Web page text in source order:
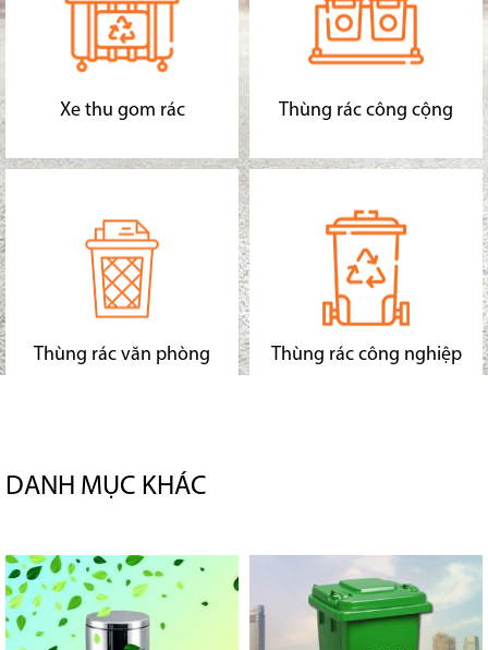
Xe thu gom rác Thùng rác công cộng
Thùng rác văn phòng Thùng rác công nghiệp
DANH MỤC KHÁC